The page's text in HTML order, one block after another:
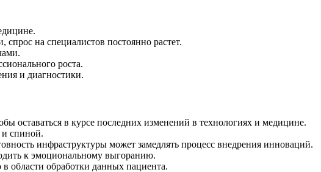
на специалистов постоянно растет.
роста.
и диагностики.
оставаться в курсе последних изменений в технологиях и медицине.
и спиной.
инфраструктуры может замедлять процесс внедрения инноваций.
к эмоциональному выгоранию.
области обработки данных пациента.